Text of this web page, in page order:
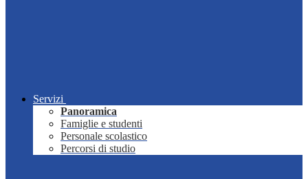
Servizi
Panoramica
Famiglie e studenti
Personale scolastico
Percorsi di studio